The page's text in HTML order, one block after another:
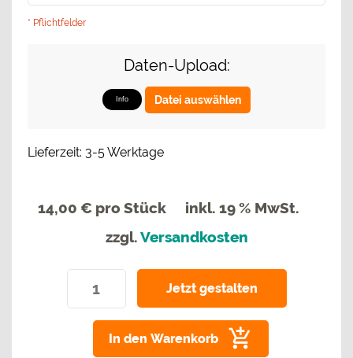
* Pflichtfelder
Daten-Upload:
Info Datei auswählen
Lieferzeit: 3-5 Werktage
14,00 € pro Stück
inkl. 19 % MwSt.
zzgl.Versandkosten
In den Warenkorb